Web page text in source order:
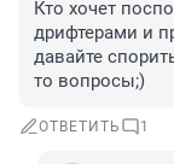
Кто хочет
дрифтерами и
давайте
то вопросы;)
ОТВЕТИТЬ 1